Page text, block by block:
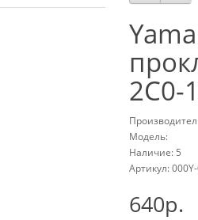
2C0-
Модель:
Наличие: 5
Артикул:
640р.